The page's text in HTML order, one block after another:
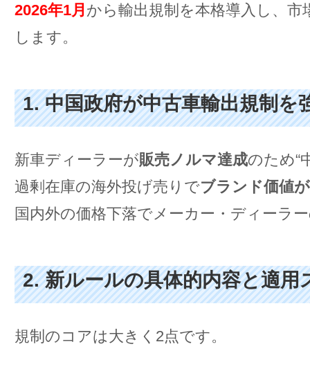
2026年1月 から輸出規制を本格導入し、市
します。
1. 中国政府が中古車輸出規制を
新車ディーラーが販売ノルマ達成のため“
過剰在庫の海外投げ売りでブランド価値
国内外の価格下落でメーカー・ディーラ
2. 新ルールの具体的内容と適用
規制のコアは大きく2点です。